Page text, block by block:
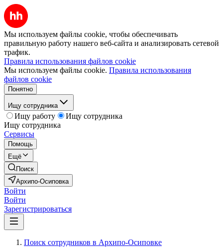
Мы используем файлы cookie, чтобы обеспечивать
правильную работу нашего веб-сайта и анализировать сетевой
трафик.
Правила использования файлов cookie
Мы используем файлы cookie. Правила использования
файлов cookie
Понятно
Ищу сотрудника
Ищу работу
Ищу сотрудника
Ищу сотрудника
Сервисы
Помощь
Ещё
Поиск
Архипо-Осиповка
Войти
Войти
Зарегистрироваться
Поиск сотрудников в Архипо-Осиповке